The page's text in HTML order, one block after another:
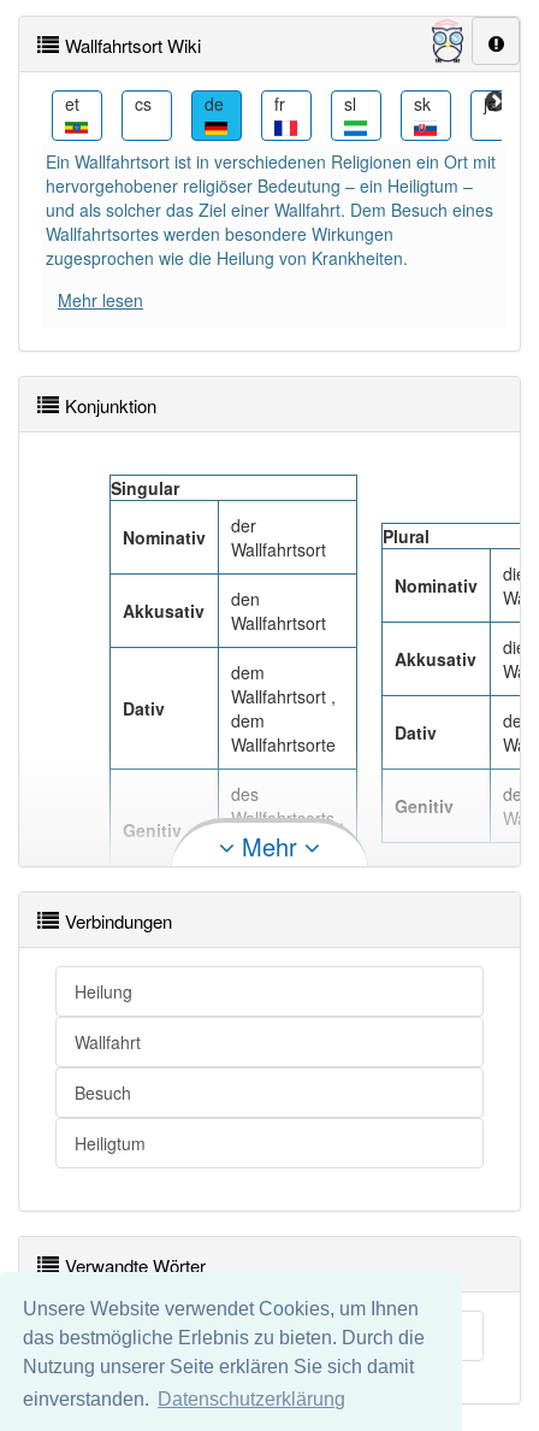
Unsere Website verwendet Cookies, um Ihnen
das bestmögliche Erlebnis zu bieten. Durch die
Nutzung unserer Seite erklären Sie sich damit
einverstanden.
Datenschutzerklärung
PowerIndex:9
Häufigkeit: 4 von 10
Wörter mit Endung-wallfahrtsort: 2
Wörter mit Endung -wallfahrtsortaber mit einem
anderen Artikel
88% unserer Spielapp-Nutzer haben den Artikel
korrekt erraten.
Wallfahrtsort Wiki
et cs de fr sl sk ja
Ein Wallfahrtsort ist in verschiedenen Religionen ein Ort mit
hervorgehobener religiöser Bedeutung – ein Heiligtum –
und als solcher das Ziel einer Wallfahrt. Dem Besuch eines
Wallfahrtsortes werden besondere Wirkungen
zugesprochen wie die Heilung von Krankheiten.
Mehr lesen
Konjunktion
Singular
Nominativ
der
Wallfahrtsort
Akkusativ
den
Wallfahrtsort
Dativ
dem
Wallfahrtsort ,
dem
Wallfahrtsorte
Genitiv
des
Wallfahrtsorts ,
des
Wallfahrtsortes
Plural
Nominativ
die
Akkusativ
die
Dativ
den
Genitiv
der
Mehr
Verbindungen
Heilung
Wallfahrt
Besuch
Heiligtum
Verwandte Wörter
Marienwallfahrtsort